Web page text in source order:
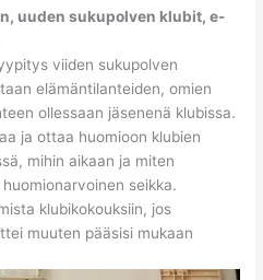
uuden sukupolven klubit, e-
viiden sukupolven
elämäntilanteiden, omien
ollessaan jäsenenä klubissa.
ja ottaa huomioon klubien
mihin aikaan ja miten
seikka.
klubikokouksiin, jos
muuten pääsisi mukaan